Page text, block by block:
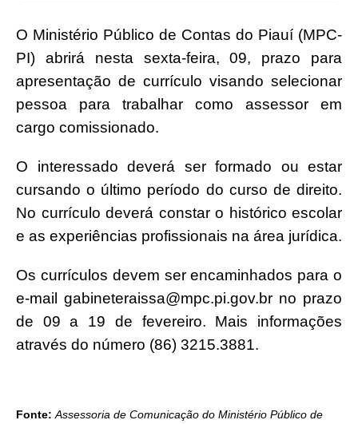
O Ministério Público de Contas do Piauí (MPC-
PI) abrirá nesta sexta-feira, 09, prazo para
apresentação de currículo visando selecionar
pessoa para trabalhar como assessor em
cargo comissionado.
O interessado deverá ser formado ou estar
cursando o último período do curso de direito.
No currículo deverá constar o histórico escolar
e as experiências profissionais na área jurídica.
Os currículos devem ser encaminhados para o
e-mail gabineteraissa@mpc.pi.gov.br no prazo
de 09 a 19 de fevereiro. Mais informações
através do número (86) 3215.3881.
Fonte: Assessoria de Comunicação do Ministério Público de